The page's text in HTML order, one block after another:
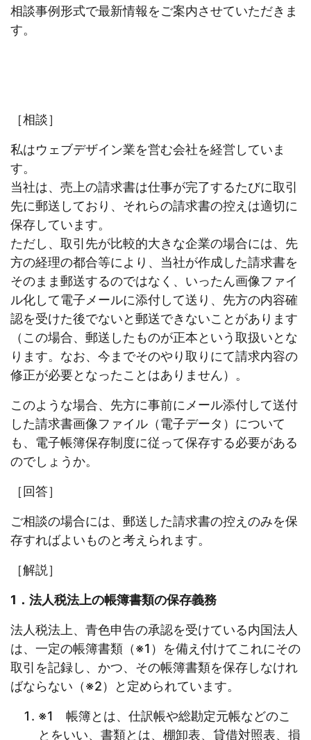
相談事例形式で最新情報をご案内させていただきま
す。
［相談］
私はウェブデザイン業を営む会社を経営していま
す。
当社は、売上の請求書は仕事が完了するたびに取引
先に郵送しており、それらの請求書の控えは適切に
保存しています。
ただし、取引先が比較的大きな企業の場合には、先
方の経理の都合等により、当社が作成した請求書を
そのまま郵送するのではなく、いったん画像ファイ
ル化して電子メールに添付して送り、先方の内容確
認を受けた後でないと郵送できないことがあります
（この場合、郵送したものが正本という取扱いとな
ります。なお、今までそのやり取りにて請求内容の
修正が必要となったことはありません）。
このような場合、先方に事前にメール添付して送付
した請求書画像ファイル（電子データ）について
も、電子帳簿保存制度に従って保存する必要がある
のでしょうか。
［回答］
ご相談の場合には、郵送した請求書の控えのみを保
存すればよいものと考えられます。
［解説］
1．法人税法上の帳簿書類の保存義務
法人税法上、青色申告の承認を受けている内国法人
は、一定の帳簿書類（※1）を備え付けてこれにその
取引を記録し、かつ、その帳簿書類を保存しなけれ
ばならない（※2）と定められています。
※1 帳簿とは、仕訳帳や総勘定元帳などのこ
とをいい、書類とは、棚卸表、貸借対照表、損